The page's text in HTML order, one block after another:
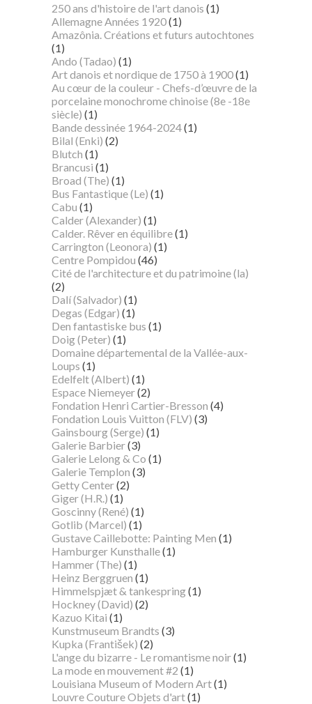
250 ans d'histoire de l'art danois (1)
Allemagne Années 1920(1)
Amazônia. Créations et futurs autochtones
(1)
Ando (Tadao) (1)
Art danois et nordique de 1750 à 1900(1)
Au cœur de la couleur - Chefs-d’œuvre de la
porcelaine monochrome chinoise (8e -18e
siècle) (1)
Bande dessinée 1964-2024(1)
Bilal (Enki) (2)
Blutch (1)
Brancusi (1)
Broad (The) (1)
Bus Fantastique (Le) (1)
Cabu (1)
Calder (Alexander) (1)
Calder. Rêver en équilibre(1)
Carrington (Leonora) (1)
Centre Pompidou (46)
Cité de l'architecture et du patrimoine (la)
(2)
Dalí (Salvador) (1)
Degas (Edgar) (1)
Den fantastiske bus (1)
Doig (Peter) (1)
Domaine départemental de la Vallée-aux-
Loups (1)
Edelfelt (Albert) (1)
Espace Niemeyer(2)
Fondation Henri Cartier-Bresson (4)
Fondation Louis Vuitton (FLV) (3)
Gainsbourg (Serge) (1)
Galerie Barbier(3)
Galerie Lelong & Co (1)
Galerie Templon (3)
Getty Center(2)
Giger (H.R.) (1)
Goscinny (René) (1)
Gotlib (Marcel) (1)
Gustave Caillebotte: Painting Men (1)
Hamburger Kunsthalle(1)
Hammer (The) (1)
Heinz Berggruen (1)
Himmelspjæt & tankespring(1)
Hockney (David) (2)
Kazuo Kitai (1)
Kunstmuseum Brandts (3)
Kupka (František) (2)
L'ange du bizarre - Le romantisme noir(1)
La mode en mouvement #2 (1)
Louisiana Museum of Modern Art(1)
Louvre Couture Objets d'art(1)